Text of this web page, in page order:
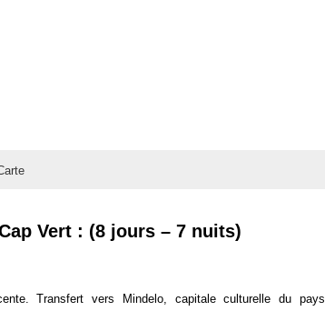
Vert : (8 jours – 7 nuits)
Transfert vers Mindelo, capitale culturelle du pays.